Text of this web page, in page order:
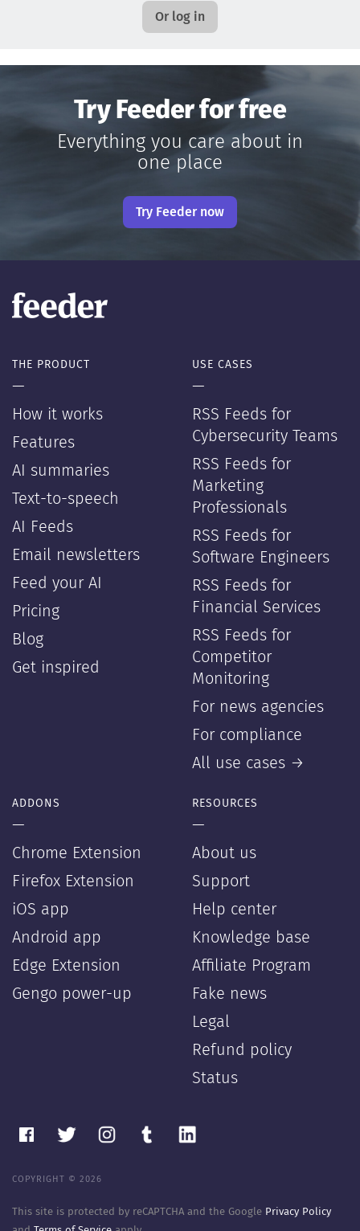
Or log in
Try Feeder for free
Everything you care about in
one place
Try Feeder now
THE PRODUCT
—
How it works
Features
AI summaries
Text-to-speech
AI Feeds
Email newsletters
Feed your AI
Pricing
Blog
Get inspired
USE CASES
—
RSS Feeds for
Cybersecurity Teams
RSS Feeds for
Marketing
Professionals
RSS Feeds for
Software Engineers
RSS Feeds for
Financial Services
RSS Feeds for
Competitor
Monitoring
For news agencies
For compliance
All use cases →
ADDONS
—
Chrome Extension
Firefox Extension
iOS app
Android app
Edge Extension
Gengo power-up
RESOURCES
—
About us
Support
Help center
Knowledge base
Affiliate Program
Fake news
Legal
Refund policy
Status
COPYRIGHT © 2026
This site is protected by reCAPTCHA and the Google Privacy Policy